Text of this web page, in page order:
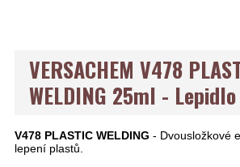
VERSACHEM V478
WELDING 25ml -
V478 PLASTIC WELDING - Dvousložkové
lepení plastů.